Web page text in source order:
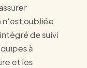
n'est oubliée.
de suivi
à
et les